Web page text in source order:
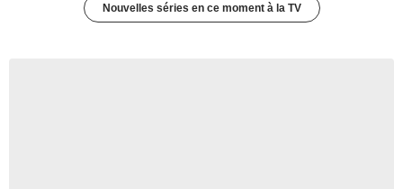
Nouvelles séries en ce moment à la TV